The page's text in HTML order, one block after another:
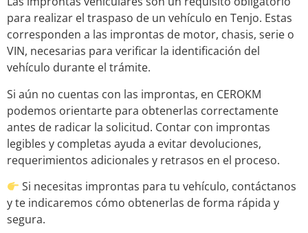
para realizar el traspaso de un vehículo en Tenjo. Estas
corresponden a las improntas de motor, chasis, serie o
VIN, necesarias para verificar la identificación del
vehículo durante el trámite.
Si aún no cuentas con las improntas, en CEROKM
podemos orientarte para obtenerlas correctamente
antes de radicar la solicitud. Contar con improntas
legibles y completas ayuda a evitar devoluciones,
requerimientos adicionales y retrasos en el proceso.
Si necesitas improntas para tu vehículo, contáctanos
y te indicaremos cómo obtenerlas de forma rápida y
segura.